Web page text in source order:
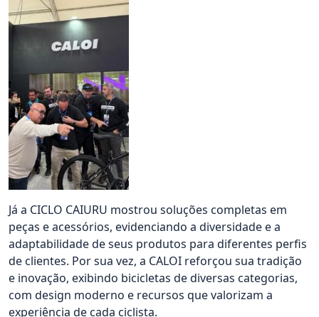
Já a CICLO CAIURU mostrou soluções completas em
peças e acessórios, evidenciando a diversidade e a
adaptabilidade de seus produtos para diferentes perfis
de clientes. Por sua vez, a CALOI reforçou sua tradição
e inovação, exibindo bicicletas de diversas categorias,
com design moderno e recursos que valorizam a
experiência de cada ciclista.